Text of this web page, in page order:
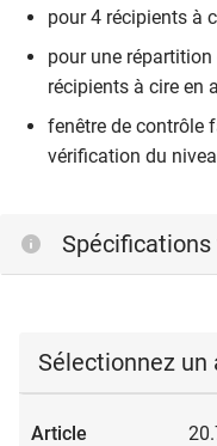
pour 4 récipients à
pour une
récipients à cire en
fenêtre de contrôle
vérification du
Sélectionnez un